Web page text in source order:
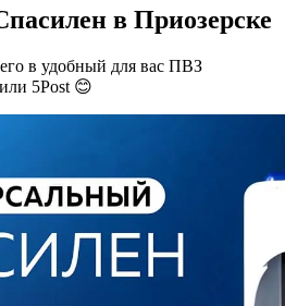
в Приозерске
в удобный для вас ПВЗ
5Post 😊